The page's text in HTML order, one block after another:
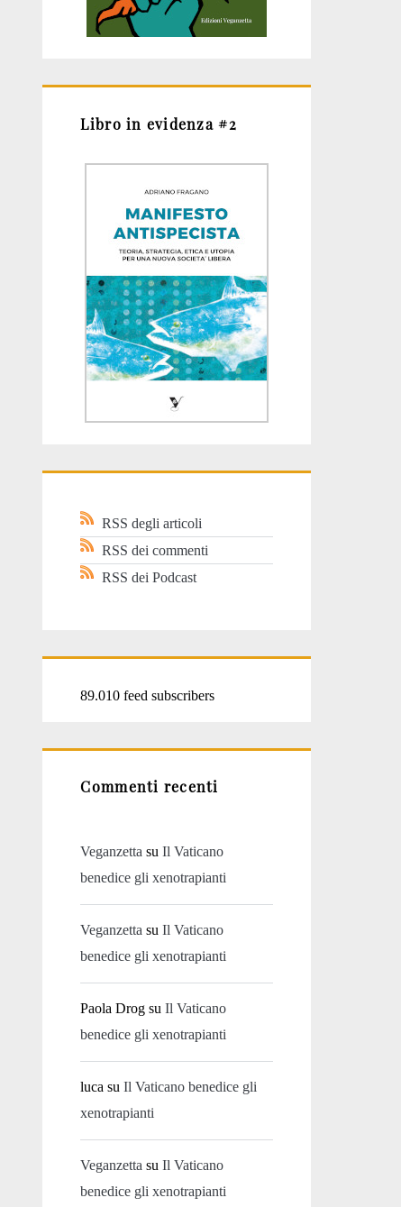
Libro in evidenza #2
RSS degli articoli
RSS dei commenti
RSS dei Podcast
89.010 feed subscribers
Commenti recenti
Veganzetta suIl Vaticano
benedice gli xenotrapianti
Veganzetta suIl Vaticano
benedice gli xenotrapianti
Paola Drog suIl Vaticano
benedice gli xenotrapianti
luca suIl Vaticano benedice gli
xenotrapianti
Veganzetta suIl Vaticano
benedice gli xenotrapianti